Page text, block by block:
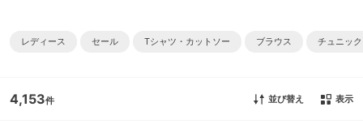
レディース セール Tシャツ・カットソー ブラウス チュニック
4,153 並び替え 表示